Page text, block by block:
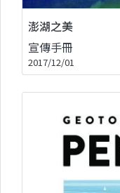
澎湖之美
宣傳手冊
2017/12/01